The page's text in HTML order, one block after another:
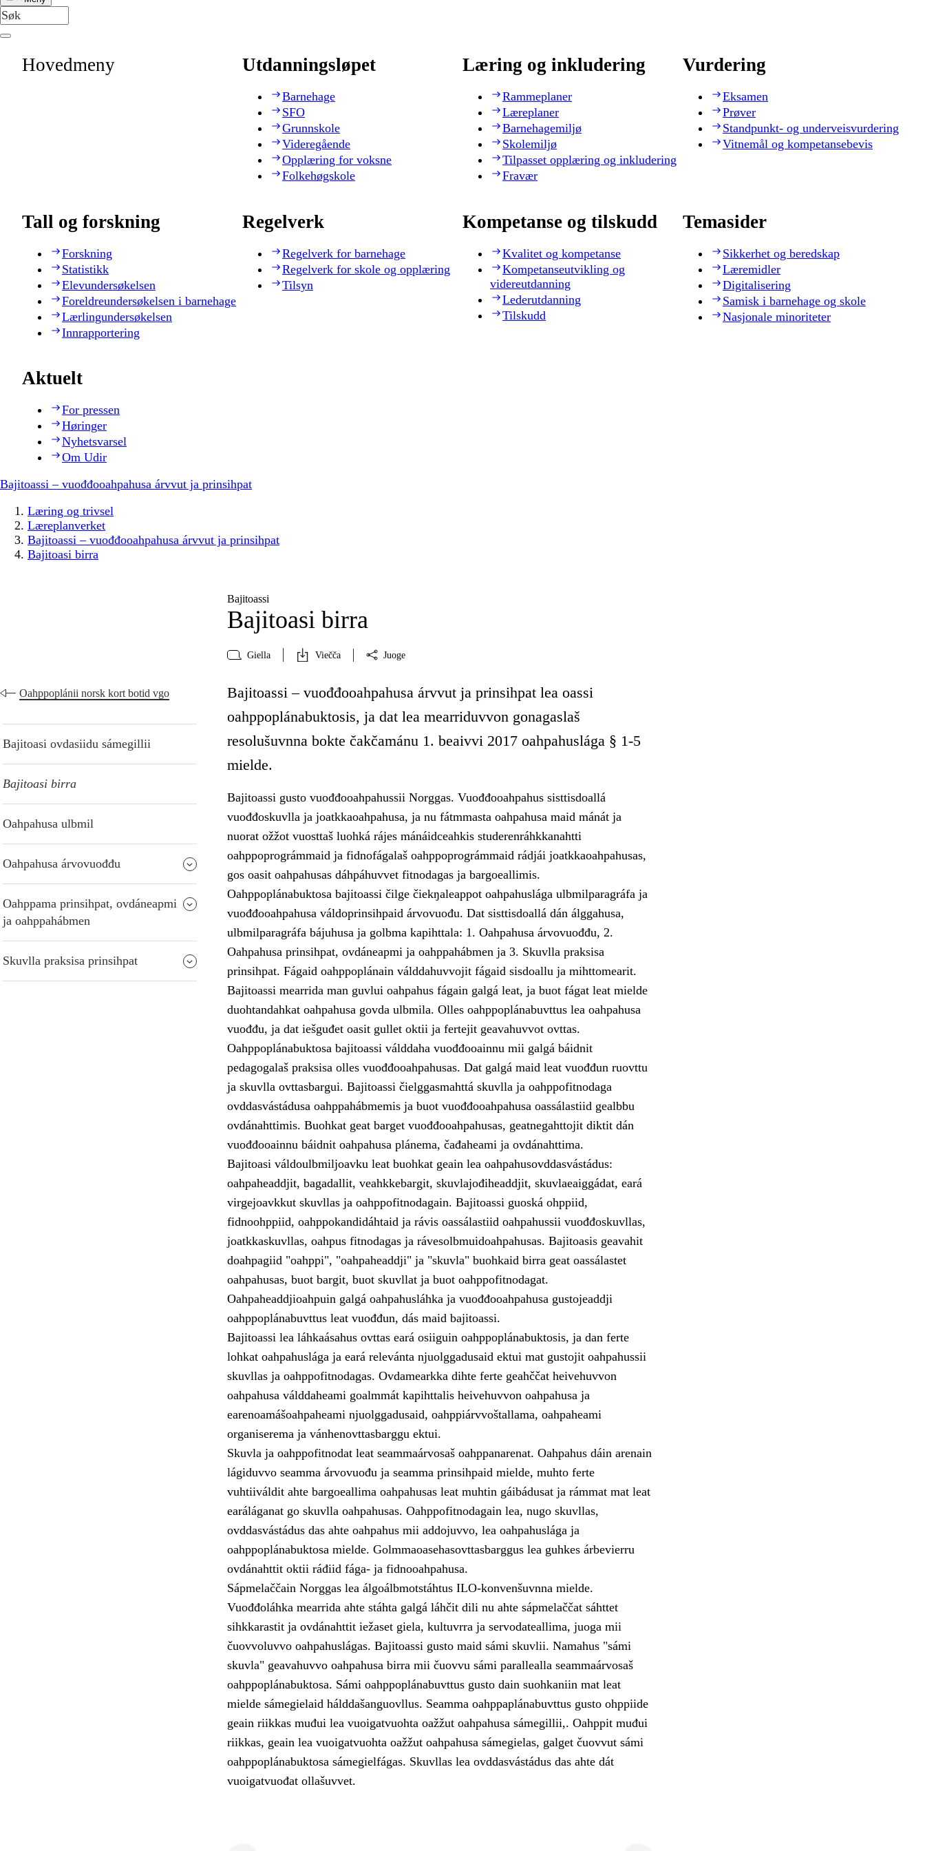
Hovedmeny Utdanningsløpet
Barnehage
SFO
Grunnskole
Videregående
Opplæring for voksne
Folkehøgskole
Læring og inkludering
Rammeplaner
Læreplaner
Barnehagemiljø
Skolemiljø
Tilpasset opplæring og inkludering
Fravær
Vurdering
Eksamen
Prøver
Standpunkt- og underveisvurdering
Vitnemål og kompetansebevis
Tall og forskning
Forskning
Statistikk
Elevundersøkelsen
Foreldreundersøkelsen i barnehage
Lærlingundersøkelsen
Innrapportering
Regelverk
Regelverk for barnehage
Regelverk for skole og opplæring
Tilsyn
Kompetanse og tilskudd
Kvalitet og kompetanse
Kompetanseutvikling og
videreutdanning
Lederutdanning
Tilskudd
Temasider
Sikkerhet og beredskap
Læremidler
Digitalisering
Samisk i barnehage og skole
Nasjonale minoriteter
Aktuelt
For pressen
Høringer
Nyhetsvarsel
Om Udir
Bajitoassi – vuođđooahpahusa árvvut ja prinsihpat
Læring og trivsel
Læreplanverket
Bajitoassi – vuođđooahpahusa árvvut ja prinsihpat
Bajitoasi birra
Bajitoassi
Bajitoasi birra
Giella Viečča Juoge
Oahppoplánii norsk kort botid vgo
Bajitoasi ovdasiidu sámegillii
Bajitoasi birra
Oahpahusa ulbmil
Oahpahusa árvovuođđu
Oahppama prinsihpat, ovdáneapmi
ja oahppahábmen
Skuvlla praksisa prinsihpat
Bajitoassi – vuođđooahpahusa árvvut ja prinsihpat lea oassi
oahppoplánabuktosis, ja dat lea mearriduvvon gonagaslaš
resolušuvnna bokte čakčamánu 1. beaivvi 2017 oahpahuslága § 1-5
mielde.
Bajitoassi gusto vuođđooahpahussii Norggas. Vuođđooahpahus sisttisdoallá
vuođđoskuvlla ja joatkkaoahpahusa, ja nu fátmmasta oahpahusa maid mánát ja
nuorat ožžot vuosttaš luohká rájes mánáidceahkis studerenráhkkanahtti
oahppoprográmmaid ja fidnofágalaš oahppoprográmmaid rádjái joatkkaoahpahusas,
gos oasit oahpahusas dáhpáhuvvet fitnodagas ja bargoeallimis.
Oahppoplánabuktosa bajitoassi čilge čiekŋaleappot oahpahuslága ulbmilparagráfa ja
vuođđooahpahusa váldoprinsihpaid árvovuođu. Dat sisttisdoallá dán álggahusa,
ulbmilparagráfa bájuhusa ja golbma kapihttala: 1. Oahpahusa árvovuođđu, 2.
Oahpahusa prinsihpat, ovdáneapmi ja oahppahábmen ja 3. Skuvlla praksisa
prinsihpat. Fágaid oahppoplánain válddahuvvojit fágaid sisdoallu ja mihttomearit.
Bajitoassi mearrida man guvlui oahpahus fágain galgá leat, ja buot fágat leat mielde
duohtandahkat oahpahusa govda ulbmila. Olles oahppoplánabuvttus lea oahpahusa
vuođđu, ja dat iešguđet oasit gullet oktii ja fertejit geavahuvvot ovttas.
Oahppoplánabuktosa bajitoassi válddaha vuođđooainnu mii galgá báidnit
pedagogalaš praksisa olles vuođđooahpahusas. Dat galgá maid leat vuođđun ruovttu
ja skuvlla ovttasbargui. Bajitoassi čielggasmahttá skuvlla ja oahppofitnodaga
ovddasvástádusa oahppahábmemis ja buot vuođđooahpahusa oassálastiid gealbbu
ovdánahttimis. Buohkat geat barget vuođđooahpahusas, geatnegahttojit diktit dán
vuođđooainnu báidnit oahpahusa plánema, čađaheami ja ovdánahttima.
Bajitoasi váldoulbmiljoavku leat buohkat geain lea oahpahusovddasvástádus:
oahpaheaddjit, bagadallit, veahkkebargit, skuvlajođiheaddjit, skuvlaeaiggádat, eará
virgejoavkkut skuvllas ja oahppofitnodagain. Bajitoassi guoská ohppiid,
fidnoohppiid, oahppokandidáhtaid ja rávis oassálastiid oahpahussii vuođđoskuvllas,
joatkkaskuvllas, oahpus fitnodagas ja rávesolbmuidoahpahusas. Bajitoasis geavahit
doahpagiid "oahppi", "oahpaheaddji" ja "skuvla" buohkaid birra geat oassálastet
oahpahusas, buot bargit, buot skuvllat ja buot oahppofitnodagat.
Oahpaheaddjioahpuin galgá oahpahusláhka ja vuođđooahpahusa gustojeaddji
oahppoplánabuvttus leat vuođđun, dás maid bajitoassi.
Bajitoassi lea láhkaásahus ovttas eará osiiguin oahppoplánabuktosis, ja dan ferte
lohkat oahpahuslága ja eará relevánta njuolggadusaid ektui mat gustojit oahpahussii
skuvllas ja oahppofitnodagas. Ovdamearkka dihte ferte geahččat heivehuvvon
oahpahusa válddaheami goalmmát kapihttalis heivehuvvon oahpahusa ja
earenoamášoahpaheami njuolggadusaid, oahppiárvvoštallama, oahpaheami
organiserema ja vánhenovttasbarggu ektui.
Skuvla ja oahppofitnodat leat seammaárvosaš oahppanarenat. Oahpahus dáin arenain
lágiduvvo seamma árvovuođu ja seamma prinsihpaid mielde, muhto ferte
vuhtiiváldit ahte bargoeallima oahpahusas leat muhtin gáibádusat ja rámmat mat leat
earáláganat go skuvlla oahpahusas. Oahppofitnodagain lea, nugo skuvllas,
ovddasvástádus das ahte oahpahus mii addojuvvo, lea oahpahuslága ja
oahppoplánabuktosa mielde. Golmmaoasehasovttasbarggus lea guhkes árbevierru
ovdánahttit oktii ráđiid fága- ja fidnooahpahusa.
Sápmelaččain Norggas lea álgoálbmotstáhtus ILO-konvenšuvnna mielde.
Vuođđoláhka mearrida ahte stáhta galgá láhčit dili nu ahte sápmelaččat sáhttet
sihkkarastit ja ovdánahttit iežaset giela, kultuvrra ja servodateallima, juoga mii
čuovvoluvvo oahpahuslágas. Bajitoassi gusto maid sámi skuvlii. Namahus "sámi
skuvla" geavahuvvo oahpahusa birra mii čuovvu sámi parallealla seammaárvosaš
oahppoplánabuktosa. Sámi oahppoplánabuvttus gusto dain suohkaniin mat leat
mielde sámegielaid hálddašanguovllus. Seamma oahppaplánabuvttus gusto ohppiide
geain riikkas muđui lea vuoigatvuohta oažžut oahpahusa sámegillii,. Oahppit muđui
riikkas, geain lea vuoigatvuohta oažžut oahpahusa sámegielas, galget čuovvut sámi
oahppoplánabuktosa sámegielfágas. Skuvllas lea ovddasvástádus das ahte dát
vuoigatvuođat ollašuvvet.